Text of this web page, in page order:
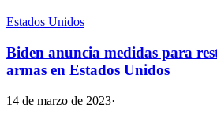
Estados Unidos
Biden anuncia medidas para
armas en Estados Unidos
14 de marzo de 2023·